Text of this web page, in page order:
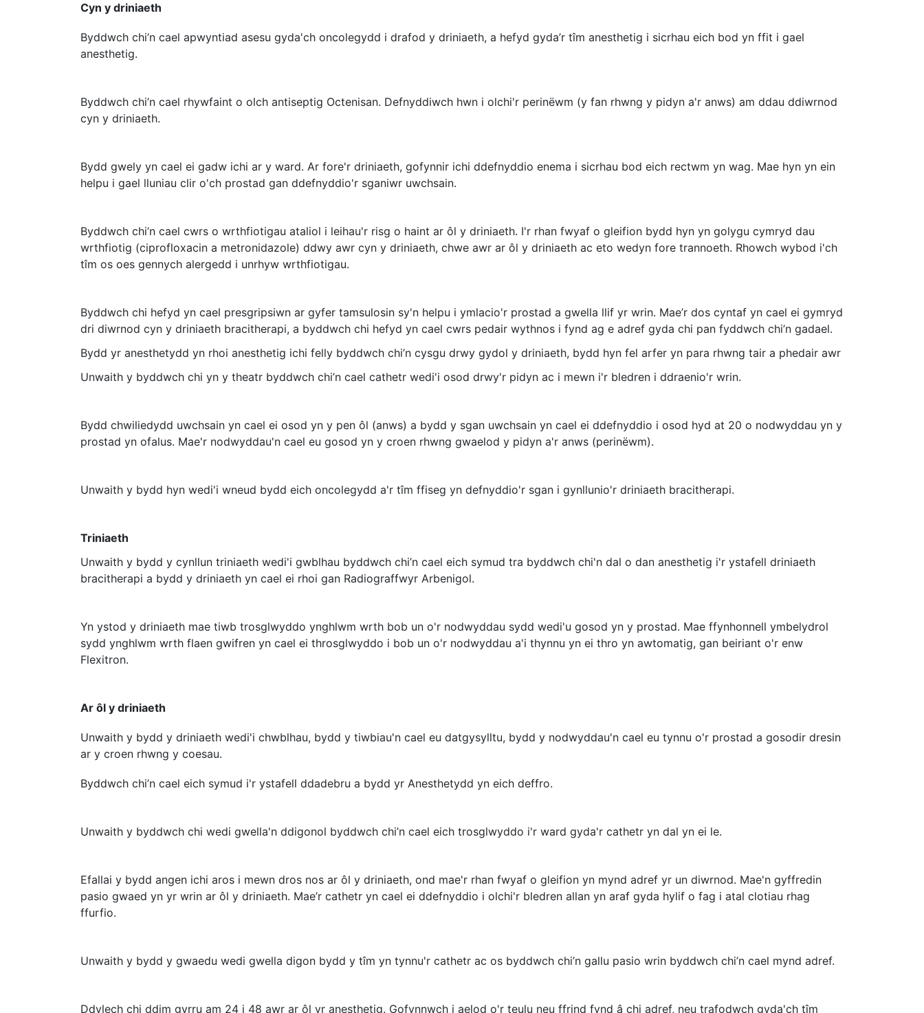
Cyn y driniaeth
Byddwch chi’n cael apwyntiad asesu gyda'ch oncolegydd i drafod y driniaeth, a hefyd gyda’r tîm anesthetig i sicrhau eich bod yn ffit i gael
anesthetig.
Byddwch chi’n cael rhywfaint o olch antiseptig Octenisan. Defnyddiwch hwn i olchi'r perinëwm (y fan rhwng y pidyn a'r anws) am ddau ddiwrnod
cyn y driniaeth.
Bydd gwely yn cael ei gadw ichi ar y ward. Ar fore'r driniaeth, gofynnir ichi ddefnyddio enema i sicrhau bod eich rectwm yn wag. Mae hyn yn ein
helpu i gael lluniau clir o'ch prostad gan ddefnyddio'r sganiwr uwchsain.
Byddwch chi’n cael cwrs o wrthfiotigau ataliol i leihau'r risg o haint ar ôl y driniaeth. I'r rhan fwyaf o gleifion bydd hyn yn golygu cymryd dau
wrthfiotig (ciprofloxacin a metronidazole) ddwy awr cyn y driniaeth, chwe awr ar ôl y driniaeth ac eto wedyn fore trannoeth. Rhowch wybod i'ch
tîm os oes gennych alergedd i unrhyw wrthfiotigau.
Byddwch chi hefyd yn cael presgripsiwn ar gyfer tamsulosin sy'n helpu i ymlacio'r prostad a gwella llif yr wrin. Mae’r dos cyntaf yn cael ei gymryd
dri diwrnod cyn y driniaeth bracitherapi, a byddwch chi hefyd yn cael cwrs pedair wythnos i fynd ag e adref gyda chi pan fyddwch chi’n gadael.
Bydd yr anesthetydd yn rhoi anesthetig ichi felly byddwch chi’n cysgu drwy gydol y driniaeth, bydd hyn fel arfer yn para rhwng tair a phedair awr
Unwaith y byddwch chi yn y theatr byddwch chi’n cael cathetr wedi'i osod drwy'r pidyn ac i mewn i'r bledren i ddraenio'r wrin.
Bydd chwiliedydd uwchsain yn cael ei osod yn y pen ôl (anws) a bydd y sgan uwchsain yn cael ei ddefnyddio i osod hyd at 20 o nodwyddau yn y
prostad yn ofalus. Mae'r nodwyddau'n cael eu gosod yn y croen rhwng gwaelod y pidyn a'r anws (perinëwm).
Unwaith y bydd hyn wedi'i wneud bydd eich oncolegydd a'r tîm ffiseg yn defnyddio'r sgan i gynllunio'r driniaeth bracitherapi.
Triniaeth
Unwaith y bydd y cynllun triniaeth wedi'i gwblhau byddwch chi’n cael eich symud tra byddwch chi'n dal o dan anesthetig i'r ystafell driniaeth
bracitherapi a bydd y driniaeth yn cael ei rhoi gan Radiograffwyr Arbenigol.
Yn ystod y driniaeth mae tiwb trosglwyddo ynghlwm wrth bob un o'r nodwyddau sydd wedi'u gosod yn y prostad. Mae ffynhonnell ymbelydrol
sydd ynghlwm wrth flaen gwifren yn cael ei throsglwyddo i bob un o'r nodwyddau a'i thynnu yn ei thro yn awtomatig, gan beiriant o'r enw
Flexitron.
Ar ôl y driniaeth
Unwaith y bydd y driniaeth wedi'i chwblhau, bydd y tiwbiau'n cael eu datgysylltu, bydd y nodwyddau'n cael eu tynnu o'r prostad a gosodir dresin
ar y croen rhwng y coesau.
Byddwch chi’n cael eich symud i'r ystafell ddadebru a bydd yr Anesthetydd yn eich deffro.
Unwaith y byddwch chi wedi gwella'n ddigonol byddwch chi’n cael eich trosglwyddo i'r ward gyda'r cathetr yn dal yn ei le.
Efallai y bydd angen ichi aros i mewn dros nos ar ôl y driniaeth, ond mae'r rhan fwyaf o gleifion yn mynd adref yr un diwrnod. Mae'n gyffredin
pasio gwaed yn yr wrin ar ôl y driniaeth. Mae’r cathetr yn cael ei ddefnyddio i olchi'r bledren allan yn araf gyda hylif o fag i atal clotiau rhag
ffurfio.
Unwaith y bydd y gwaedu wedi gwella digon bydd y tîm yn tynnu'r cathetr ac os byddwch chi’n gallu pasio wrin byddwch chi’n cael mynd adref.
Ddylech chi ddim gyrru am 24 i 48 awr ar ôl yr anesthetig. Gofynnwch i aelod o'r teulu neu ffrind fynd â chi adref, neu trafodwch gyda'ch tîm